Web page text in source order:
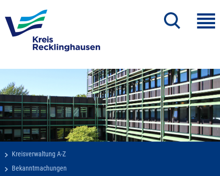
Kreisverwaltung A-Z
Bekanntmachungen